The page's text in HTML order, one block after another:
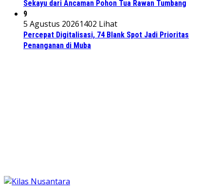
Sekayu dari Ancaman Pohon Tua Rawan Tumbang
9
5 Agustus 20261402 Lihat
Percepat Digitalisasi, 74 Blank Spot Jadi Prioritas
Penanganan di Muba